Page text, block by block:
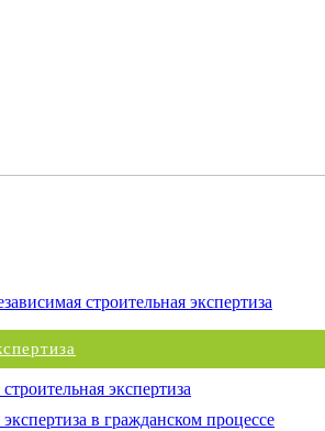
строительная экспертиза
экспертиза
в гражданском процессе